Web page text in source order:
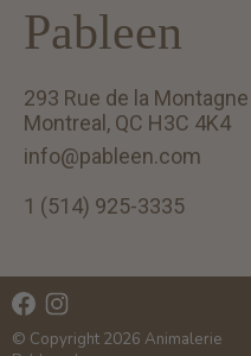
Pableen
293 Rue de la Montagne
Montreal, QC H3C 4K4
info@pableen.com
1 (514) 925-3335
© Copyright 2026 Animalerie